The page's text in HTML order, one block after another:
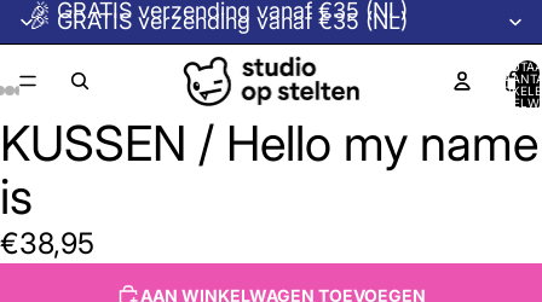
🎉 GRATIS verzending vanaf €35 (NL)
🎉 GRATIS verzending vanaf €35 (NL)
KUSSEN / Hello my name
is
€38,95
AAN WINKELWAGEN TOEVOEGEN